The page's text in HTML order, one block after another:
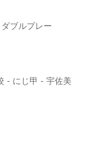
ダブルプレー
にじ甲 宇佐美